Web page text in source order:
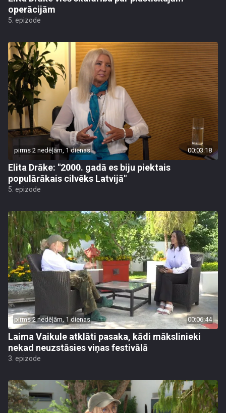
operācijām
5. epizode
pirms 2 nedēļām, 1 dienas 00:03:18
Elita Drāke: "2000. gadā es biju piektais
populārākais cilvēks Latvijā"
5. epizode
pirms 2 nedēļām, 1 dienas 00:06:44
Laima Vaikule atklāti pasaka, kādi mākslinieki
nekad neuzstāsies viņas festivālā
3. epizode